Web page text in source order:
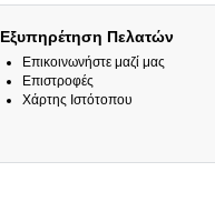
Εξυπηρέτηση Πελατών
Επικοινωνήστε μαζί μας
Επιστροφές
Χάρτης Ιστότοπου